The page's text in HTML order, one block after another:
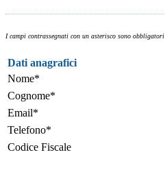
I campi contrassegnati con un asterisco sono obbligatori
Dati anagrafici
Nome*
Cognome*
Email*
Telefono*
Codice Fiscale